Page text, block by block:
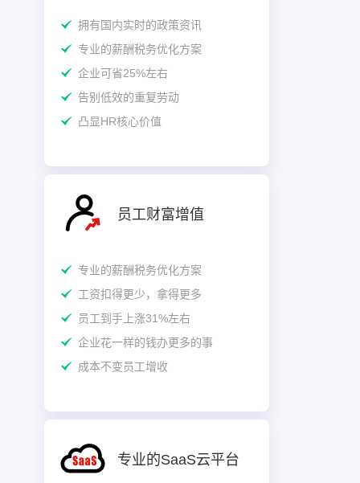
拥有国内实时的政策资讯
专业的薪酬税务优化方案
企业可省25%左右
告别低效的重复劳动
凸显HR核心价值
员工财富增值
专业的薪酬税务优化方案
工资扣得更少，拿得更多
员工到手上涨31%左右
企业花一样的钱办更多的事
成本不变员工增收
专业的SaaS云平台